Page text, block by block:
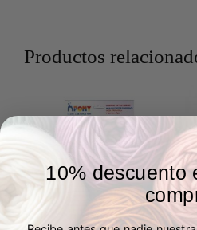
Productos
10% descuento